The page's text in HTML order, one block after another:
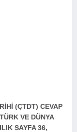
(ÇTDT) CEVAP
VE DÜNYA
SAYFA 36,